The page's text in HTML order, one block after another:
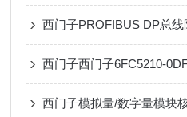
西门子PROFIBUS DP总线
西门子西门子6FC5210-